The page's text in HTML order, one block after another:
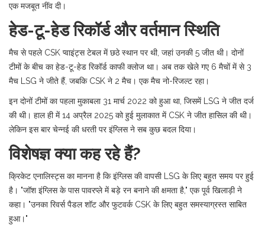
एक मजबूत नींव दी।
हेड-टू-हेड रिकॉर्ड और वर्तमान स्थिति
मैच से पहले CSK प्वाइंट्स टेबल में छठे स्थान पर थी, जहां उनकी 5 जीत थी। दोनों
टीमों के बीच का हेड-टू-हेड रिकॉर्ड काफी क्लोज था। अब तक खेले गए 6 मैचों में से 3
मैच LSG ने जीते हैं, जबकि CSK ने 2 मैच। एक मैच नो-रिजल्ट रहा।
इन दोनों टीमों का पहला मुकाबला 31 मार्च 2022 को हुआ था, जिसमें LSG ने जीत दर्ज
की थी। हाल ही में 14 अप्रैल 2025 को हुई मुलाकात में CSK ने जीत हासिल की थी।
लेकिन इस बार चेन्नई की धरती पर इंग्लिस ने सब कुछ बदल दिया।
विशेषज्ञ क्या कह रहे हैं?
क्रिकेट एनालिस्ट्स का मानना है कि इंग्लिस की वापसी LSG के लिए बहुत समय पर हुई
है। "जॉश इंग्लिस के पास पावरप्ले में बड़े रन बनाने की क्षमता है," एक पूर्व खिलाड़ी ने
कहा। "उनका रिवर्स पैडल शॉट और फुटवर्क CSK के लिए बहुत समस्याग्रस्त साबित
हुआ।"